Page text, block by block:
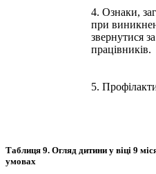
4. Ознаки,
при
звернутися
працівників.
5.
Таблиця 9. Огляд дитини у віці 9
умовах